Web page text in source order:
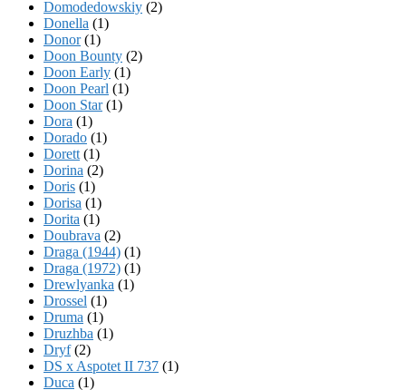
Domodedowskiy (2)
Donella (1)
Donor(1)
Doon Bounty (2)
Doon Early (1)
Doon Pearl (1)
Doon Star(1)
Dora (1)
Dorado (1)
Dorett (1)
Dorina (2)
Doris (1)
Dorisa (1)
Dorita (1)
Doubrava (2)
Draga (1944) (1)
Draga (1972) (1)
Drewlyanka (1)
Drossel (1)
Druma (1)
Druzhba (1)
Dryf(2)
DS x Aspotet II 737 (1)
Duca (1)